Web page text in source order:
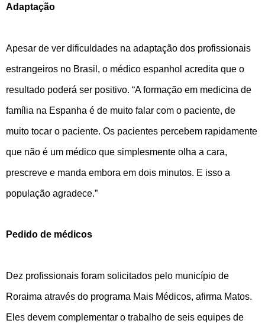
Adaptação
Apesar de ver dificuldades na adaptação dos profissionais
estrangeiros no Brasil, o médico espanhol acredita que o
resultado poderá ser positivo. “A formação em medicina de
família na Espanha é de muito falar com o paciente, de
muito tocar o paciente. Os pacientes percebem rapidamente
que não é um médico que simplesmente olha a cara,
prescreve e manda embora em dois minutos. E isso a
população agradece.”
Pedido de médicos
Dez profissionais foram solicitados pelo município de
Roraima através do programa Mais Médicos, afirma Matos.
Eles devem complementar o trabalho de seis equipes de